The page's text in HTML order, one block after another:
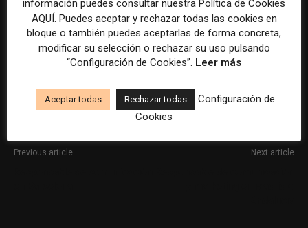
La selección y el tratamiento de la información de estas
ofertas se ha realizado con la asistencia de herramientas
de inteligencia artificial, siempre bajo supervisión
Previous article Next article
información puedes consultar nuestra Política de Cookies
AQUÍ. Puedes aceptar y rechazar todas las cookies en
bloque o también puedes aceptarlas de forma concreta,
modificar su selección o rechazar su uso pulsando
“Configuración de Cookies”. Leer más
Aceptar todas Rechazar todas
Configuración de
Cookies